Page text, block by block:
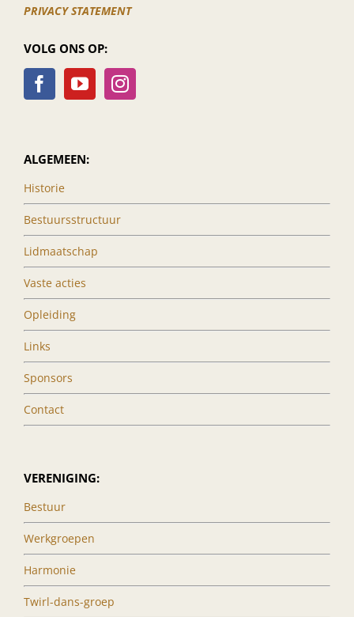
PRIVACY STATEMENT
VOLG ONS OP:
ALGEMEEN:
Historie
Bestuursstructuur
Lidmaatschap
Vaste acties
Opleiding
Links
Sponsors
Contact
VERENIGING:
Bestuur
Werkgroepen
Harmonie
Twirl-dans-groep